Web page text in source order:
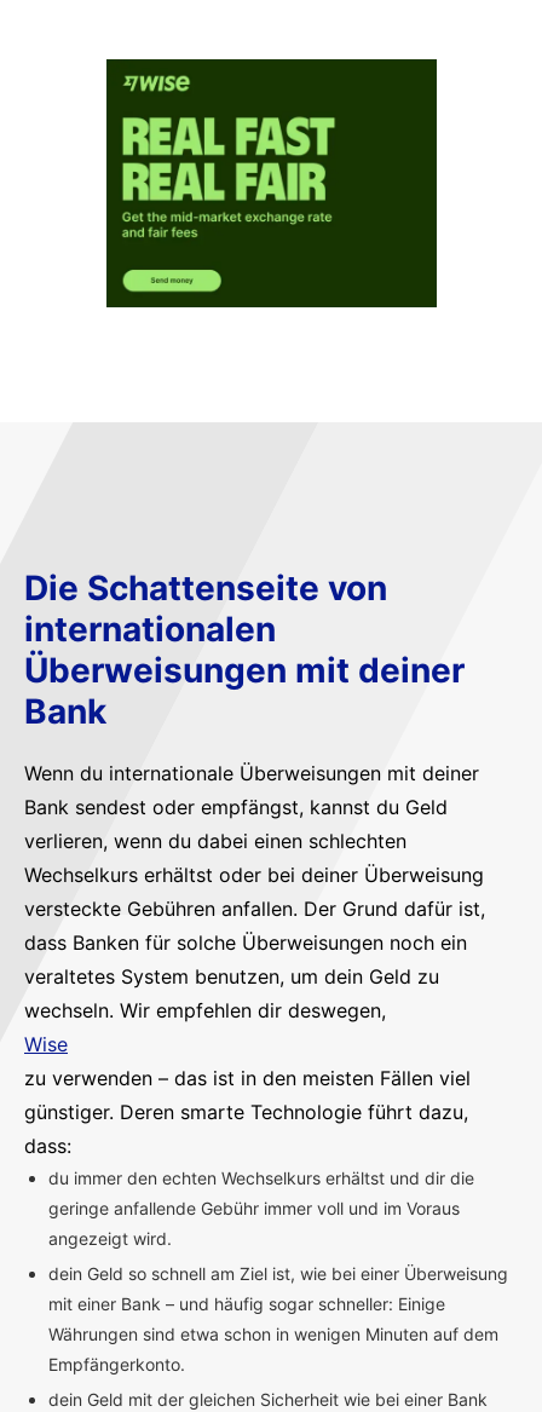
Die Schattenseite von
internationalen
Überweisungen mit deiner
Bank
Wenn du internationale Überweisungen mit deiner
Bank sendest oder empfängst, kannst du Geld
verlieren, wenn du dabei einen schlechten
Wechselkurs erhältst oder bei deiner Überweisung
versteckte Gebühren anfallen. Der Grund dafür ist,
dass Banken für solche Überweisungen noch ein
veraltetes System benutzen, um dein Geld zu
wechseln. Wir empfehlen dir deswegen,
Wise
zu verwenden – das ist in den meisten Fällen viel
günstiger. Deren smarte Technologie führt dazu,
dass:
du immer den echten Wechselkurs erhältst und dir die
geringe anfallende Gebühr immer voll und im Voraus
angezeigt wird.
dein Geld so schnell am Ziel ist, wie bei einer Überweisung
mit einer Bank – und häufig sogar schneller: Einige
Währungen sind etwa schon in wenigen Minuten auf dem
Empfängerkonto.
dein Geld mit der gleichen Sicherheit wie bei einer Bank